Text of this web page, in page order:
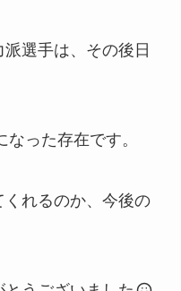
選手は、その後日
なった存在です。
れるのか、今後の